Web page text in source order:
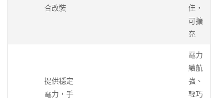
合改裝
佳，
可擴
充
提供穩定
電力，手
電力
續航
強、
輕巧